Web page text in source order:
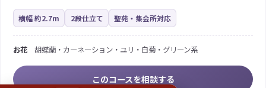
横幅 約2.7m 2段仕立て 聖苑・集会所対応
お花胡蝶蘭・カーネーション・ユリ・白菊・グリーン系
このコースを相談する